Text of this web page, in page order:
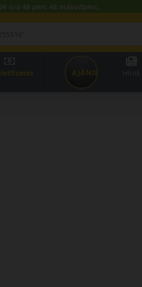
óra 48 perc 48 másodperc.
AJÁNDÉKUTALVÁNY